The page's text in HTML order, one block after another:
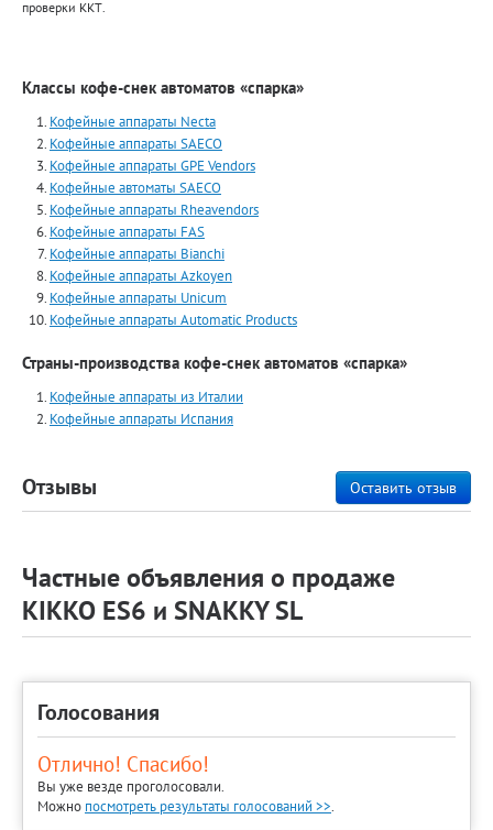
проверки ККТ.
Классы кофе-снек автоматов «спарка»
Кофейные аппараты Necta
Кофейные аппараты SAECO
Кофейные аппараты GPE Vendors
Кофейные автоматы SAECO
Кофейные аппараты Rheavendors
Кофейные аппараты FAS
Кофейные аппараты Bianchi
Кофейные аппараты Azkoyen
Кофейные аппараты Unicum
Кофейные аппараты Automatiс Products
Страны-производства кофе-снек автоматов «спарка»
Кофейные аппараты из Италии
Кофейные аппараты Испания
Оставить отзыв
Отзывы
Частные объявления о продаже
KIKKO ES6 и SNAKKY SL
Голосования
Отлично! Спасибо!
Вы уже везде проголосовали.
Можно посмотреть результаты голосований >>.